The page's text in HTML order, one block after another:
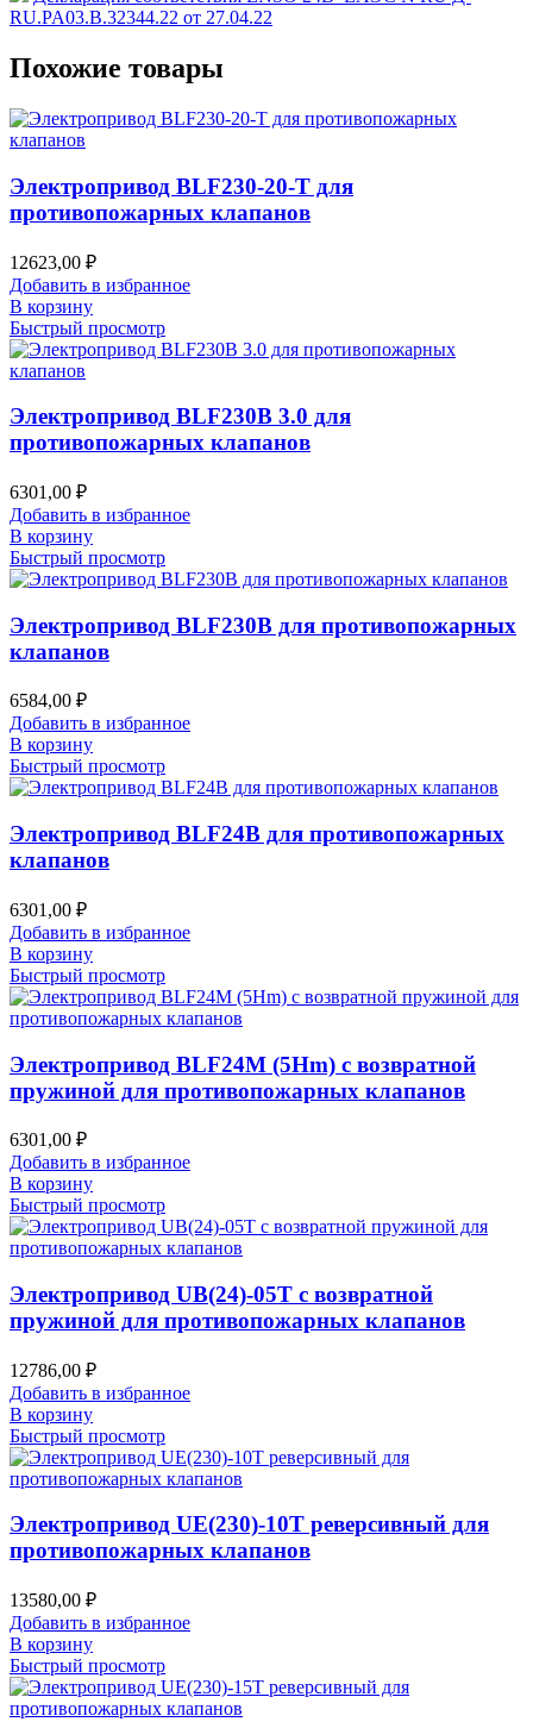
RU.PA03.B.32344.22 от 27.04.22
Похожие товары
Электропривод BLF230-20-T для
противопожарных клапанов
12623,00 ₽
Добавить в избранное
В корзину
Быстрый просмотр
Электропривод BLF230B 3.0 для
противопожарных клапанов
6301,00 ₽
Добавить в избранное
В корзину
Быстрый просмотр
Электропривод BLF230B для противопожарных
клапанов
6584,00 ₽
Добавить в избранное
В корзину
Быстрый просмотр
Электропривод BLF24B для противопожарных
клапанов
6301,00 ₽
Добавить в избранное
В корзину
Быстрый просмотр
Электропривод BLF24M (5Hm) с возвратной
пружиной для противопожарных клапанов
6301,00 ₽
Добавить в избранное
В корзину
Быстрый просмотр
Электропривод UB(24)-05T с возвратной
пружиной для противопожарных клапанов
12786,00 ₽
Добавить в избранное
В корзину
Быстрый просмотр
Электропривод UE(230)-10T реверсивный для
противопожарных клапанов
13580,00 ₽
Добавить в избранное
В корзину
Быстрый просмотр